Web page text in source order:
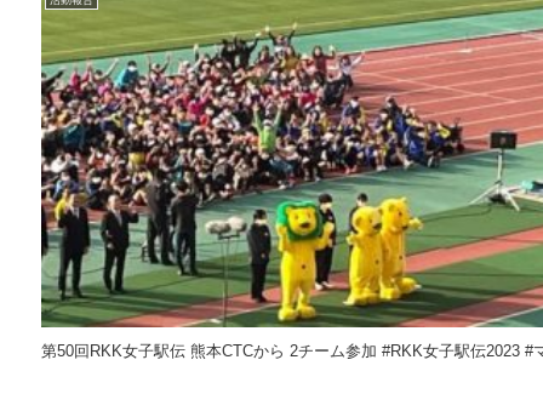
第50回RKK女子駅伝 熊本